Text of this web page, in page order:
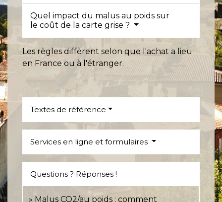
Quel impact du malus au poids sur
le coût de la carte grise ?
Les règles diffèrent selon que l'achat a lieu
en France ou à l'étranger.
Textes de référence
Services en ligne et formulaires
Questions ? Réponses !
Malus CO2/au poids : comment